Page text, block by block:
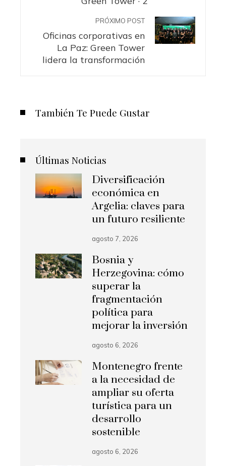
PRÓXIMO POST
Oficinas corporativas en
La Paz: Green Tower
lidera la transformación
También Te Puede Gustar
Últimas Noticias
Diversificación
económica en
Argelia: claves para
un futuro resiliente
agosto 7, 2026
Bosnia y
Herzegovina: cómo
superar la
fragmentación
política para
mejorar la inversión
agosto 6, 2026
Montenegro frente
a la necesidad de
ampliar su oferta
turística para un
desarrollo
sostenible
agosto 6, 2026